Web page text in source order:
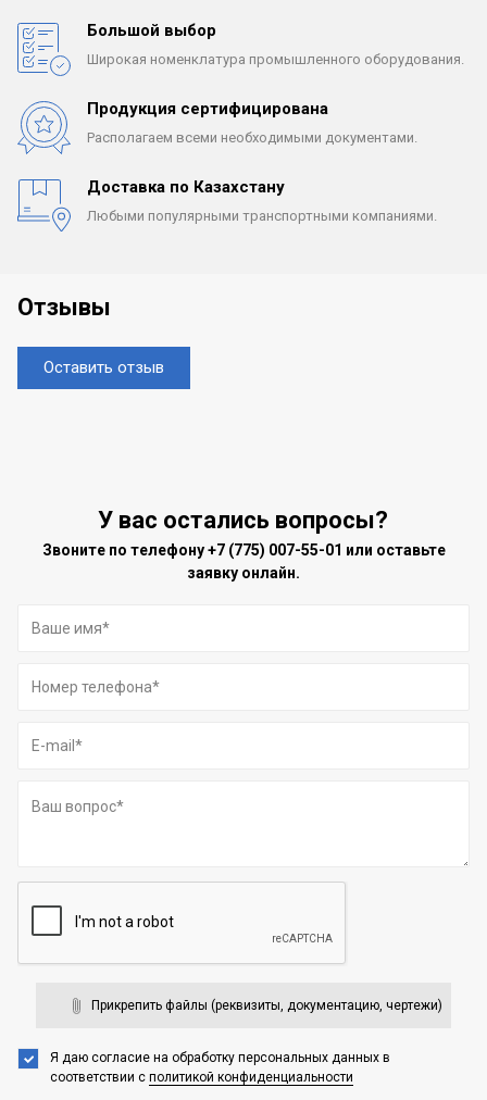
Большой выбор
Широкая номенклатура промышленного оборудования.
Продукция сертифицирована
Располагаем всеми необходимыми документами.
Доставка по Казахстану
Любыми популярными транспортными компаниями.
Отзывы
Оставить отзыв
У вас остались вопросы?
Звоните по телефону+7 (775) 007-55-01 или оставьте
заявку онлайн.
Прикрепить файлы (реквизиты, документацию, чертежи)
Я даю согласие на обработку персональных данных в
соответствии с политикой конфиденциальности